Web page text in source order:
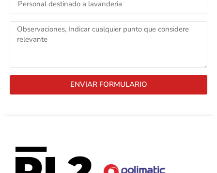
ENVIAR FORMULARIO